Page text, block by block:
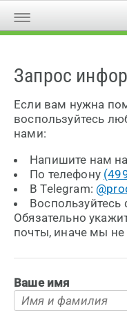
Запрос
Если вам нужна
воспользуйтесь
нами:
Напишите нам
По телефону
В Telegram:
Обязательно
почты, иначе мы
Ваше имя